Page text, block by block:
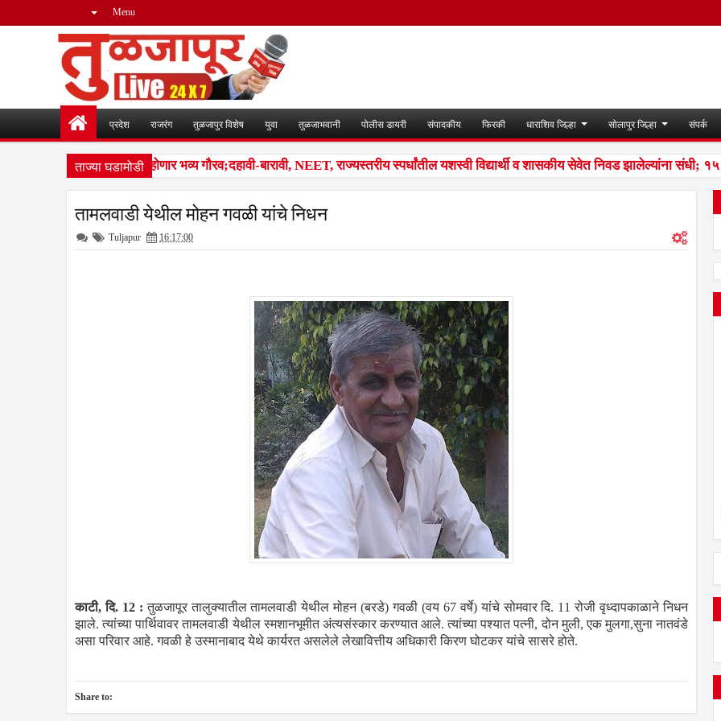
Menu
प्रदेश राजरंग तुळजापुर विशेष युवा तुळजाभवानी पोलीस डायरी संपादकीय फिरकी धाराशिव जिल्हा सोलापुर जिल्हा संपर्क
ताज्या घडामोडी
बंजारा समाजातील गुणवंतांचा होणार भव्य गौरव;दहावी-बारावी, NEET, राज्यस्तरीय स्पर्धांतील यशस्वी विद्यार्थी व शासकीय सेवेत निवड झालेल्यांना संधी;
तामलवाडी येथील मोहन गवळी यांचे निधन
Tuljapur 16:17:00
काटी, दि. 12 :तुळजापूर तालुक्यातील तामलवाडी येथील मोहन (बरडे) गवळी (वय 67 वर्षे) यांचे सोमवार दि. 11 रोजी वृध्दापकाळाने निधन
झाले. त्यांच्या पार्थिवावर तामलवाडी येथील स्मशानभूमीत अंत्यसंस्कार करण्यात आले. त्यांच्या पश्यात पत्नी, दोन मुली, एक मुलगा,सुना नातवंडे
असा परिवार आहे. गवळी हे उस्मानाबाद येथे कार्यरत असलेले लेखावित्तीय अधिकारी किरण घोटकर यांचे सासरे होते.
Share to: